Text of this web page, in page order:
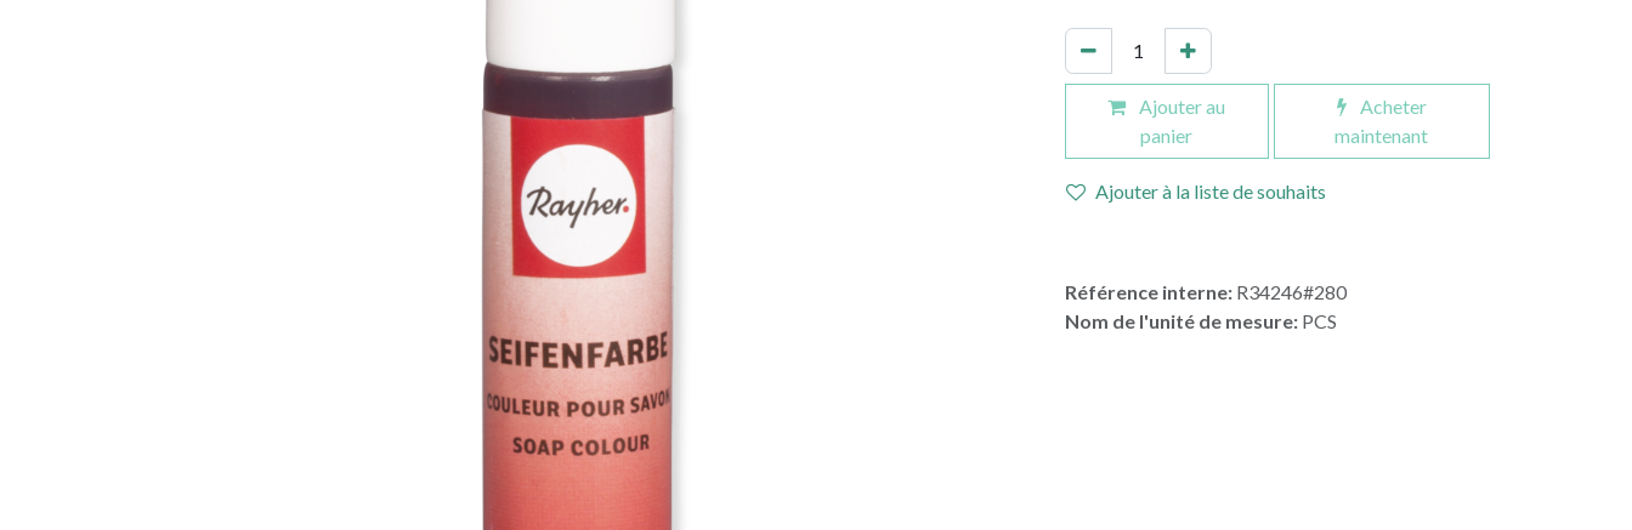
Ajouter au
panier
Acheter
maintenant
Ajouter à la liste de souhaits
Référence interne: R34246#280
Nom de l'unité de mesure: PCS